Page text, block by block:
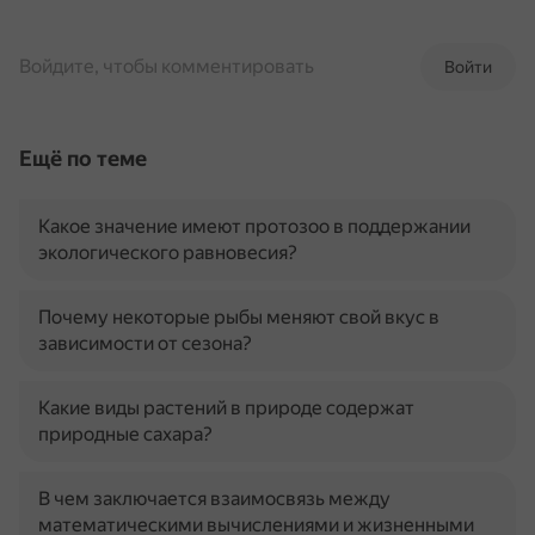
Войти
Войдите, чтобы комментировать
Ещё по теме
Какое значение имеют протозоо в поддержании
экологического равновесия?
Почему некоторые рыбы меняют свой вкус в
зависимости от сезона?
Какие виды растений в природе содержат
природные сахара?
В чем заключается взаимосвязь между
математическими вычислениями и жизненными